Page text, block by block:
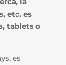
etc. es
tablets o
es